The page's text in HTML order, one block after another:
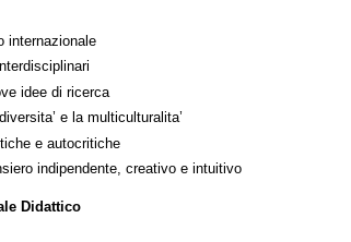
internazionale
idee di ricerca
e la multiculturalita’
e autocritiche
indipendente, creativo e intuitivo
Didattico